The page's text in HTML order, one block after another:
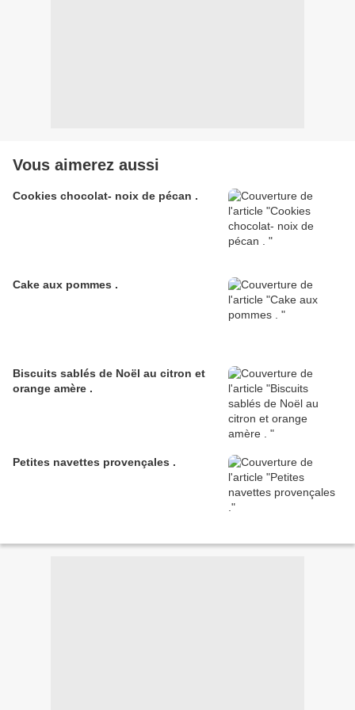
Vous aimerez aussi
Cookies chocolat- noix de pécan .
Cake aux pommes .
Biscuits sablés de Noël au citron et
orange amère .
Petites navettes provençales .